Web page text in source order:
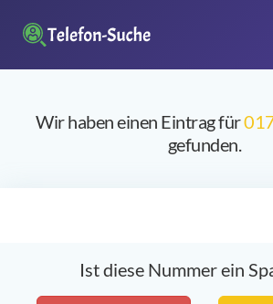
Wir haben einen Eintrag für
gefunden.
Ist diese Nummer ein